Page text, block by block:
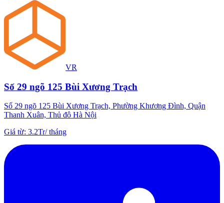
VR
Số 29 ngõ 125 Bùi Xương Trạch
Số 29 ngõ 125 Bùi Xương Trạch, Phường Khương Đình, Quận
Thanh Xuân, Thủ đô Hà Nội
Giá từ: 3.2Tr/tháng